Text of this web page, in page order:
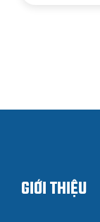
GIỚI THIỆU